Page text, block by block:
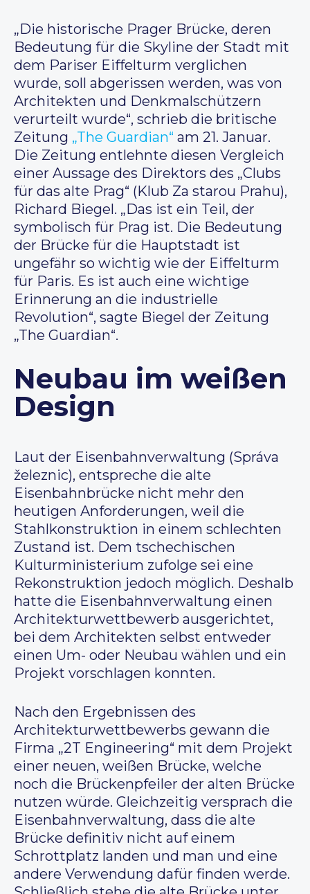
„Die historische Prager Brücke, deren
Bedeutung für die Skyline der Stadt mit
dem Pariser Eiffelturm verglichen
wurde, soll abgerissen werden, was von
Architekten und Denkmalschützern
verurteilt wurde“, schrieb die britische
Zeitung „The Guardian“ am 21. Januar.
Die Zeitung entlehnte diesen Vergleich
einer Aussage des Direktors des „Clubs
für das alte Prag“ (Klub Za starou Prahu),
Richard Biegel. „Das ist ein Teil, der
symbolisch für Prag ist. Die Bedeutung
der Brücke für die Hauptstadt ist
ungefähr so wichtig wie der Eiffelturm
für Paris. Es ist auch eine wichtige
Erinnerung an die industrielle
Revolution“, sagte Biegel der Zeitung
„The Guardian“.
Neubau im weißen
Design
Laut der Eisenbahnverwaltung (Správa
železnic), entspreche die alte
Eisenbahnbrücke nicht mehr den
heutigen Anforderungen, weil die
Stahlkonstruktion in einem schlechten
Zustand ist. Dem tschechischen
Kulturministerium zufolge sei eine
Rekonstruktion jedoch möglich. Deshalb
hatte die Eisenbahnverwaltung einen
Architekturwettbewerb ausgerichtet,
bei dem Architekten selbst entweder
einen Um- oder Neubau wählen und ein
Projekt vorschlagen konnten.
Nach den Ergebnissen des
Architekturwettbewerbs gewann die
Firma „2T Engineering“ mit dem Projekt
einer neuen, weißen Brücke, welche
noch die Brückenpfeiler der alten Brücke
nutzen würde. Gleichzeitig versprach die
Eisenbahnverwaltung, dass die alte
Brücke definitiv nicht auf einem
Schrottplatz landen und man und eine
andere Verwendung dafür finden werde.